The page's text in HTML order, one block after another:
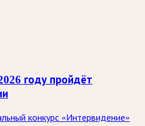
году пройдёт
конкурс «Интервидение»